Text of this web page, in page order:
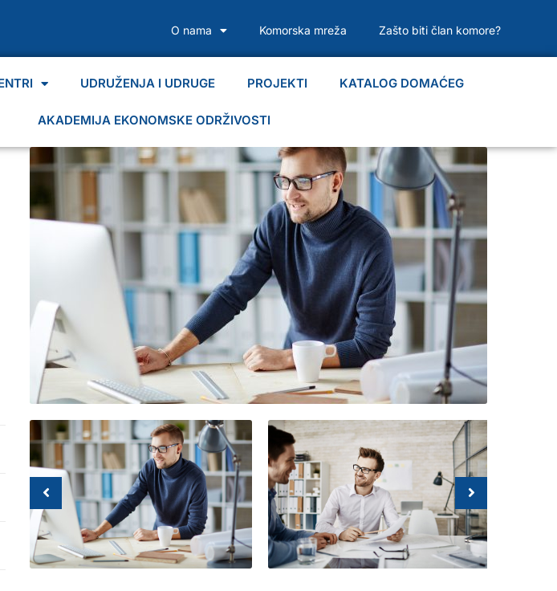
O nama Komorska mreža Zašto biti član komore?
UDRUŽENJA I UDRUGE PROJEKTI KATALOG DOMAĆEG
AKADEMIJA EKONOMSKE ODRŽIVOSTI